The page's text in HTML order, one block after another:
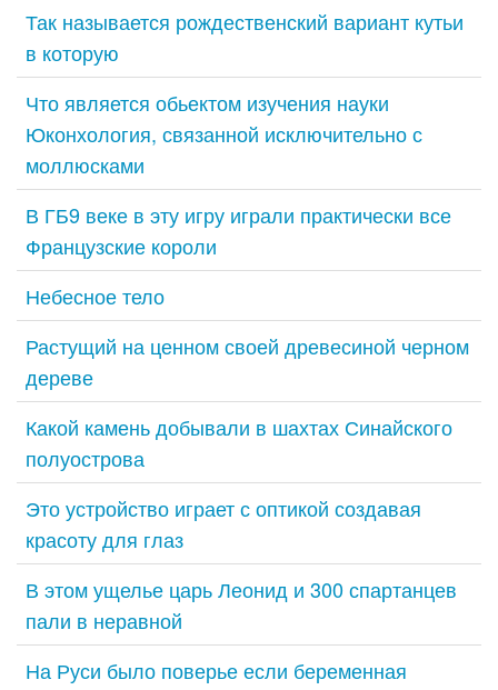
Так называется рождественский вариант кутьи
в которую
Что является обьектом изучения науки
Юконхология, связанной исключительно с
моллюсками
В ГБ9 веке в эту игру играли практически все
Французские короли
Небесное тело
Растущий на ценном своей древесиной черном
дереве
Какой камень добывали в шахтах Синайского
полуострова
Это устройство играет с оптикой создавая
красоту для глаз
В этом ущелье царь Леонид и 300 спартанцев
пали в неравной
На Руси было поверье если беременная